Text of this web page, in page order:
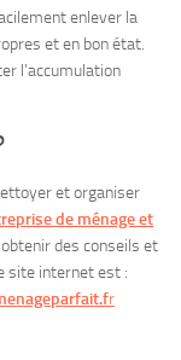
enlever la
et en bon état.
l’accumulation
et organiser
de ménage et
des conseils et
site internet est :
r